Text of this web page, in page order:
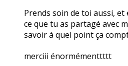
Prends soin de toi aussi,
ce que tu as partagé avec
savoir à quel point ça
merciii énormémenttttt